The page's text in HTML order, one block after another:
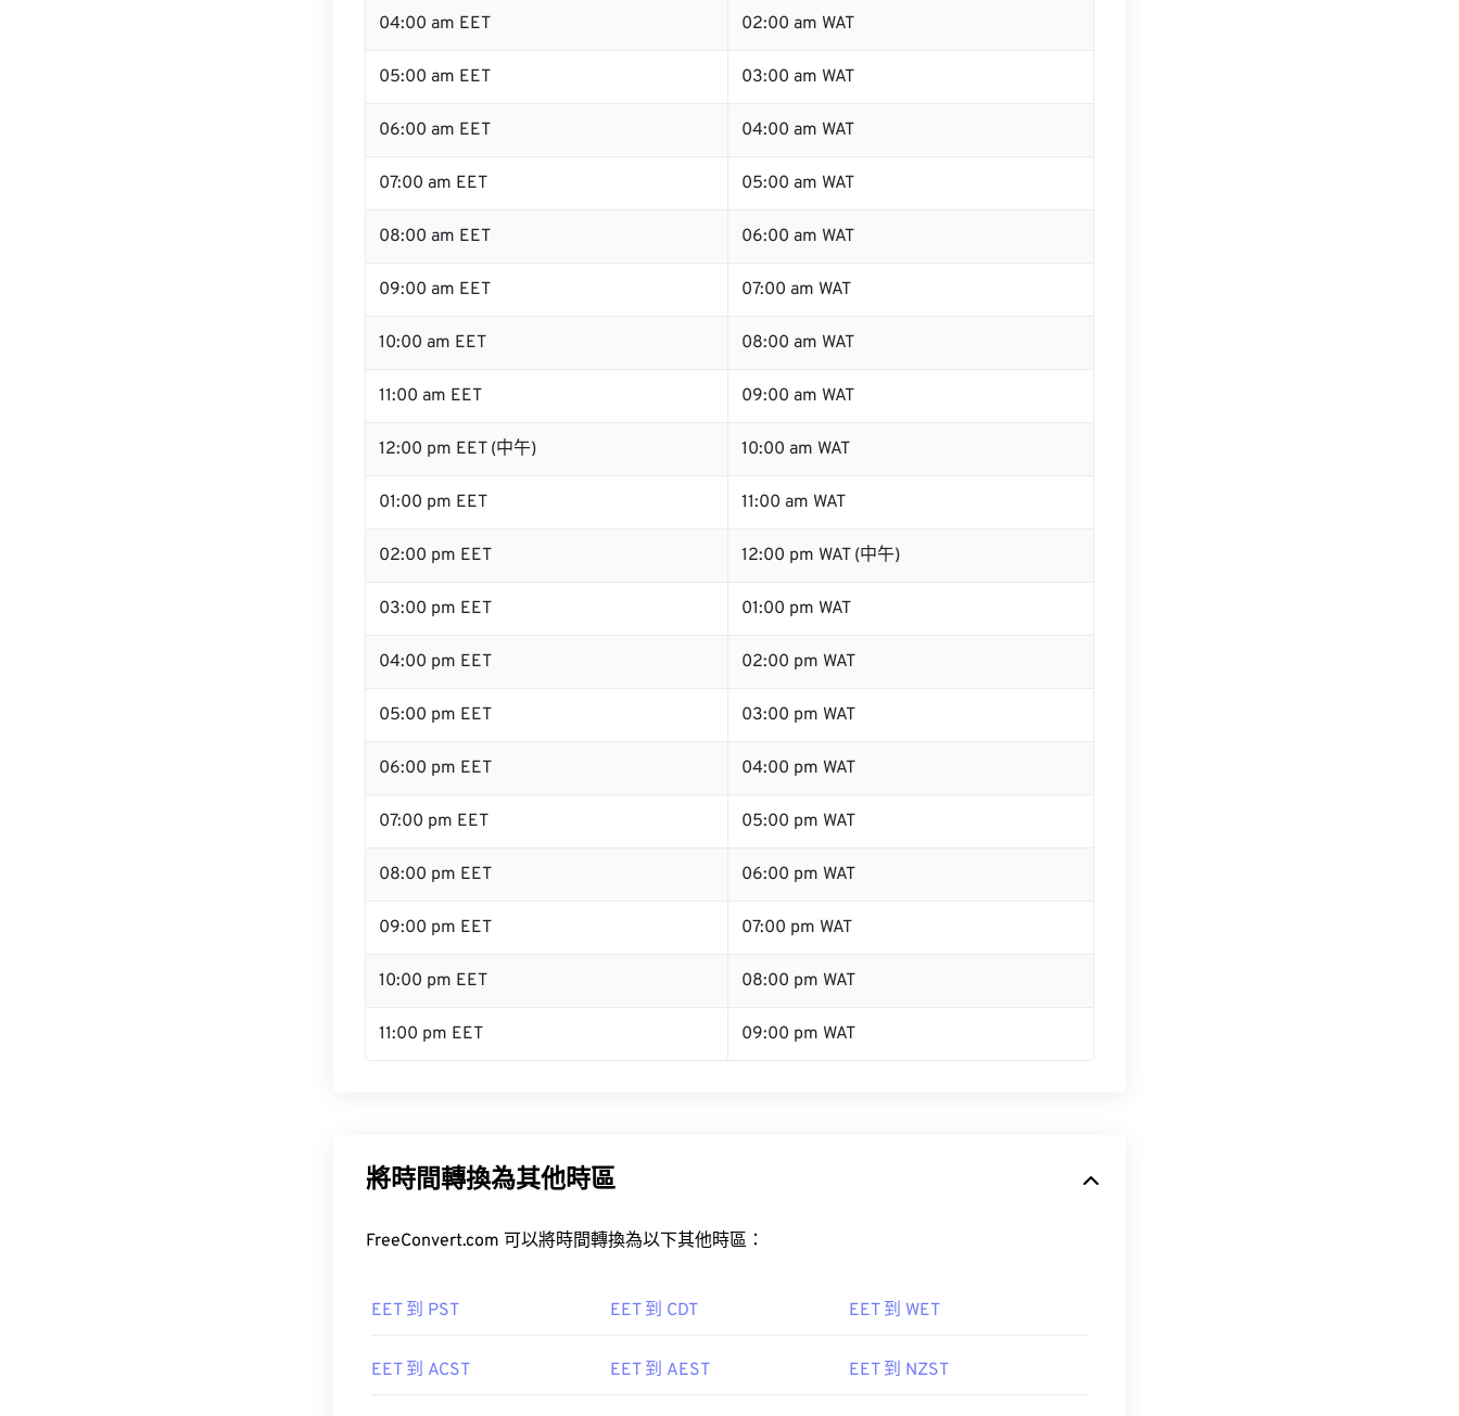
04:00 am EET 02:00 am WAT
05:00 am EET 03:00 am WAT
06:00 am EET 04:00 am WAT
07:00 am EET 05:00 am WAT
08:00 am EET 06:00 am WAT
09:00 am EET 07:00 am WAT
10:00 am EET 08:00 am WAT
11:00 am EET 09:00 am WAT
12:00 pm EET (中午) 10:00 am WAT
01:00 pm EET 11:00 am WAT
02:00 pm EET 12:00 pm WAT (中午)
03:00 pm EET 01:00 pm WAT
04:00 pm EET 02:00 pm WAT
05:00 pm EET 03:00 pm WAT
06:00 pm EET 04:00 pm WAT
07:00 pm EET 05:00 pm WAT
08:00 pm EET 06:00 pm WAT
09:00 pm EET 07:00 pm WAT
10:00 pm EET 08:00 pm WAT
11:00 pm EET 09:00 pm WAT
將時間轉換為其他時區
FreeConvert.com 可以將時間轉換為以下其他時區：
EET 到 PST EET 到 CDT EET 到 WET
EET 到 ACST EET 到 AEST EET 到 NZST